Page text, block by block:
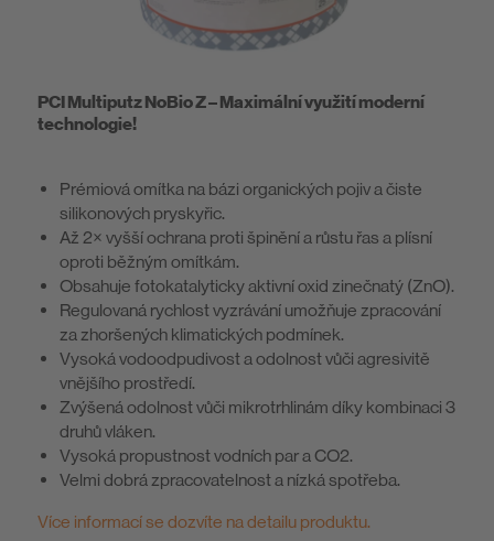
PCI Multiputz NoBio Z – Maximální využití moderní
technologie!
Prémiová omítka na bázi organických pojiv a čiste
silikonových pryskyřic.
Až 2× vyšší ochrana proti špinění a růstu řas a plísní
oproti běžným omítkám.
Obsahuje fotokatalyticky aktivní oxid zinečnatý (ZnO).
Regulovaná rychlost vyzrávání umožňuje zpracování
za zhoršených klimatických podmínek.
Vysoká vodoodpudivost a odolnost vůči agresivitě
vnějšího prostředí.
Zvýšená odolnost vůči mikrotrhlinám díky kombinaci 3
druhů vláken.
Vysoká propustnost vodních par a CO2.
Velmi dobrá zpracovatelnost a nízká spotřeba.
Více informací se dozvíte na detailu produktu.